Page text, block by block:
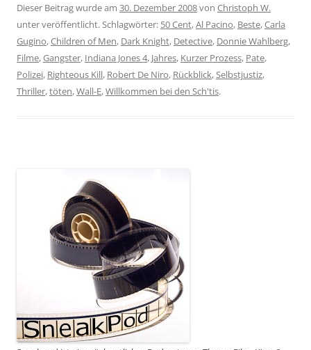
Dieser Beitrag wurde am 30. Dezember 2008von Christoph W.
unter veröffentlicht. Schlagwörter: 50 Cent,Al Pacino, Beste,Carla
Gugino,Children of Men, Dark Knight, Detective, Donnie Wahlberg,
Filme,Gangster, Indiana Jones 4, Jahres, Kurzer Prozess, Pate,
Polizei, Righteous Kill, Robert De Niro, Rückblick,Selbstjustiz,
Thriller,töten,Wall-E,Willkommen bei den Sch'tis.